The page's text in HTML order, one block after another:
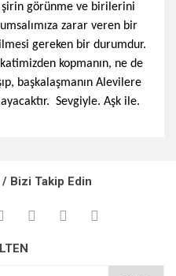
görünme ve birilerini
zarar veren bir
gereken bir durumdur.
kopmanın, ne de
başkalaşmanın Alevilere
Sevgiyle. Aşk ile.
ederiz.
bulunuyor.
/ Bizi Takip Edin